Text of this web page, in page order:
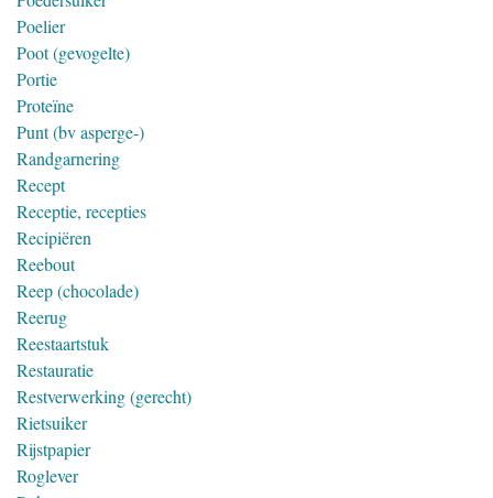
Poelier
Poot (gevogelte)
Portie
Proteïne
Punt (bv asperge-)
Randgarnering
Recept
Receptie, recepties
Recipiëren
Reebout
Reep (chocolade)
Reerug
Reestaartstuk
Restauratie
Restverwerking (gerecht)
Rietsuiker
Rijstpapier
Roglever